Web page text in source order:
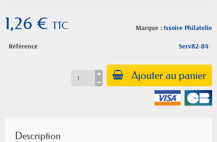
Marque : Issoire Philatelie
1,26 € TTC
Référence Serv82-84
Ajouter au panier
Description